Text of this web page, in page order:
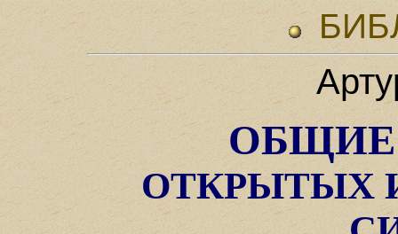
ОБЩИЕ
ОТКРЫТЫХ